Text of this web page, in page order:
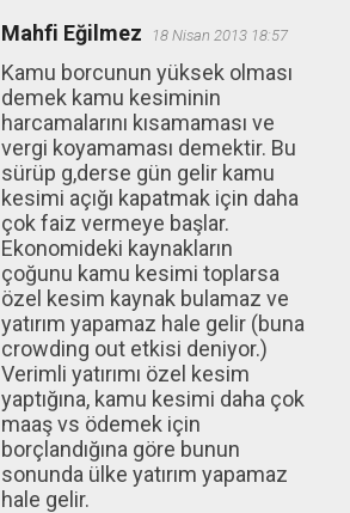
Mahfi Eğilmez 18 Nisan 2013 18:57
Kamu borcunun yüksek olması
demek kamu kesiminin
harcamalarını kısamaması ve
vergi koyamaması demektir. Bu
sürüp g,derse gün gelir kamu
kesimi açığı kapatmak için daha
çok faiz vermeye başlar.
Ekonomideki kaynakların
çoğunu kamu kesimi toplarsa
özel kesim kaynak bulamaz ve
yatırım yapamaz hale gelir (buna
crowding out etkisi deniyor.)
Verimli yatırımı özel kesim
yaptığına, kamu kesimi daha çok
maaş vs ödemek için
borçlandığına göre bunun
sonunda ülke yatırım yapamaz
hale gelir.